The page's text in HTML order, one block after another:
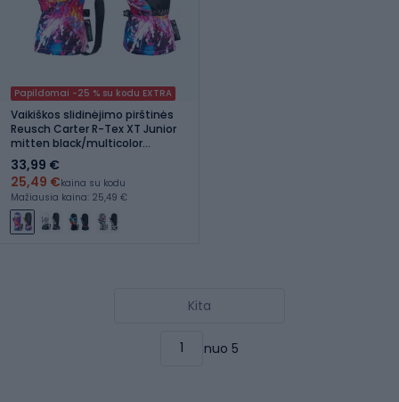
Papildomai -25 % su kodu EXTRA
Vaikiškos slidinėjimo pirštinės
Reusch Carter R-Tex XT Junior
mitten black/multicolor
snowflake
33,99 €
25,49 €kaina su kodu
Mažiausia kaina: 25,49 €
Kita
nuo 5